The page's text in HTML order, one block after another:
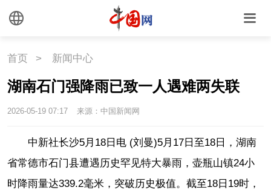
国情
海洋 草原 湾区
首页 > 新闻中心
湖南石门强降雨已致一人遇难两失联
2026-05-19 07:17 来源：中国新闻网
中新社长沙5月18日电 (刘曼)5月17日至18日，湖南
省常德市石门县遭遇历史罕见特大暴雨，壶瓶山镇24小
时降雨量达339.2毫米，突破历史极值。截至18日19时，